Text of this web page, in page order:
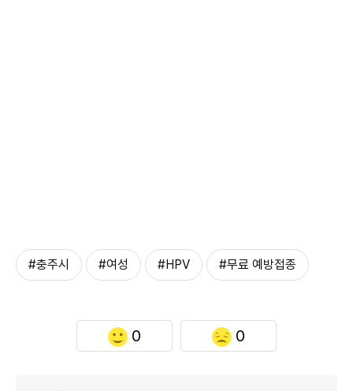
#충주시 #여성 #HPV #무료 예방접종
0 0